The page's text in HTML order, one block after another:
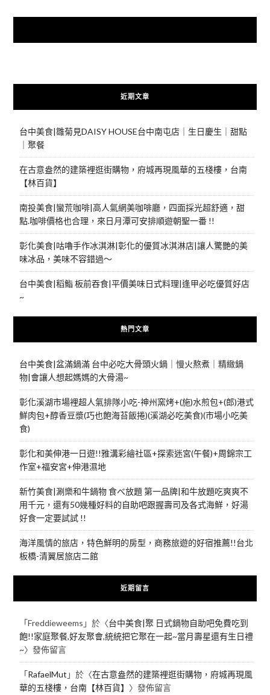
近期文章
台中美食|雛菊見DAISY HOUSE台中南屯店｜生日慶生｜甜點
｜聚餐
在古意盎然的建築裡逛街購物，府城再現風華的五棧樓，台南
【林百貨】
南投美食|蠻荒咖啡|高人氣網美咖啡廳，四面採光超舒適，甜
點.咖啡價格也合理，來日月潭可安排順遊朝聖一番 !!
彰化美食|咕嚕手作冰淇淋|彰化的優質冰淇淋店|讓人驚艷的美
味冰品，美味不容錯過～
台中美食|稻鮨 板前吞食|平價美味日式料理|逢甲必吃優質好店
~
熱門文章
台中美食|盆滿鍋滿 台中必吃大骨頭火鍋｜慢火熬煮｜精緻鍋
物|會讓人想起媽媽的大骨湯~
彰化溪湖市場裡超人氣排隊小吃-神州窯烤+(施)水煎包+(郎)港式
鮮肉包+醇香豆漿(巧也飽海苔飯捲)(溪湖必吃美食)(市場小吃美
食)
彰化和美伸港一日遊!!雅溝彩繪社區+探索迷宮(午餐)+周錦宗工
作室+福安宮+伸港濕地
新竹美食|涮樂和牛鍋物 食べ放題 第一品牌|和牛放題吃爽爽不
用千元，還有50幾種好料的自助吧跟握壽司及各式海鮮，好湯
好食一定要試試 !!
海洋風情的旅店，特色鮮明的房型，商務旅遊的好宿推薦!!台北
板橋-清翼居旅店二館
近期留言
「Freddieweems 」於〈台中美食|聚 日式鍋物自助吧免費吃到
飽!!家庭聚餐,好友聚會,統統把它聚在一起~當月壽星還有生日禮
~〉發佈留言
「RafaelMut 」於〈在古意盎然的建築裡逛街購物，府城再現風
華的五棧樓，台南【林百貨】 〉發佈留言